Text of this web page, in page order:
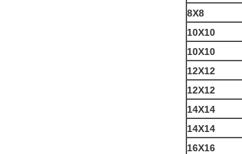
8X8
10X10
10X10
12X12
12X12
14X14
14X14
16X16